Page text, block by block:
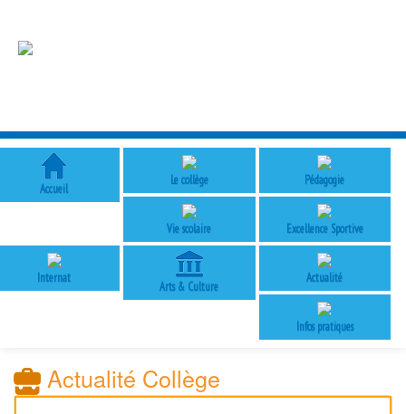
Accueil
Le collège Pédagogie
Vie scolaire Excellence Sportive
Internat
Arts & Culture
Actualité
Infos pratiques
Actualité Collège